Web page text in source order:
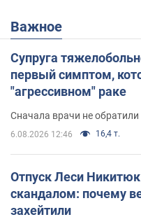
Важное
Супруга
первый симптом,
"агрессивном" раке
Сначала врачи не
6.08.2026 12:46 16,4 т.
Отпуск Леси
скандалом: почему
захейтили